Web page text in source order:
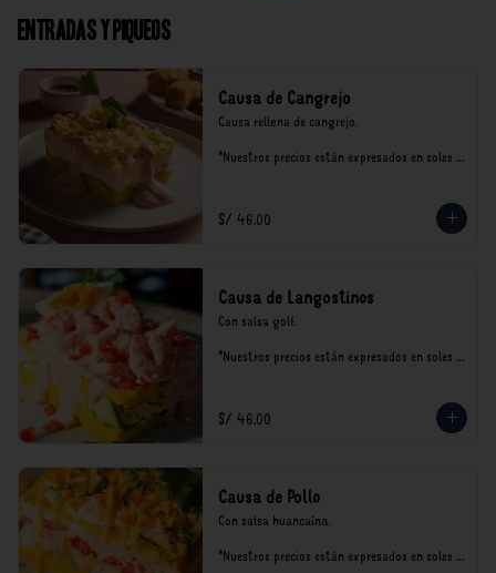
Entradas y Piqueos
Causa de Cangrejo
Causa rellena de cangrejo.
*Nuestros precios están expresados en soles e
S/ 46.00
Causa de Langostinos
Con salsa golf.
*Nuestros precios están expresados en soles e
S/ 46.00
Causa de Pollo
Con salsa huancaína.
*Nuestros precios están expresados en soles e